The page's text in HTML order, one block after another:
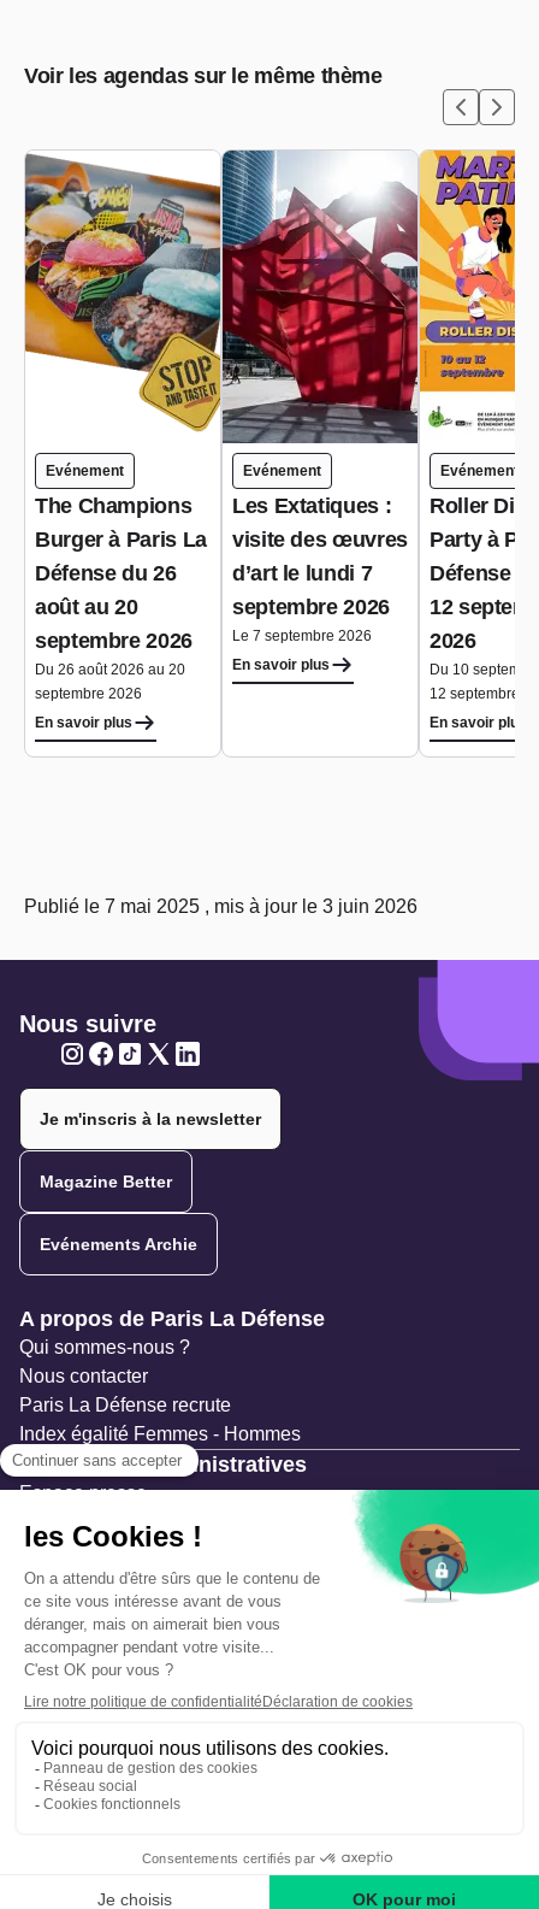
Voir les agendas sur le même thème
Evénement
The Champions
Burger à Paris La
Défense du 26
août au 20
septembre 2026
Du 26 août 2026 au 20
septembre 2026
En savoir plus
Evénement
Les Extatiques :
visite des œuvres
d’art le lundi 7
septembre 2026
Le 7 septembre 2026
En savoir plus
Evénement
Roller
Party à
Défense
12
2026
Du 10
12 septembre
En savoir plus
Publié le 7 mai 2025 , mis à jour le 3 juin 2026
Nous suivre
Je m'inscris à la newsletter
Magazine Better
Evénements Archie
Navigation secondaire
A propos de Paris La Défense
Qui sommes-nous ?
Nous contacter
Paris La Défense recrute
Index égalité Femmes - Hommes
Ressources administratives
Espace presse
Documentation
Marchés publics
Appels à projets & avis d'attribution
Mesures de publicité
Concertations et enquêtes publiques
Précautions et sécurité
Plan de gestion des risques
Mentions légales
Données personnelles
Gestion des cookies